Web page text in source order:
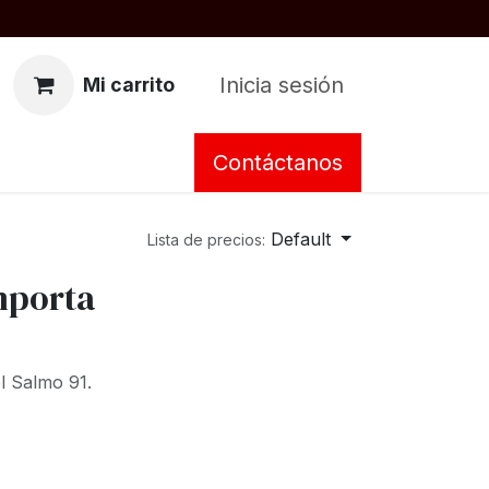
Mi carrito Inicia sesión
Contáctanos
Lista de precios: Default
Salmo 91.